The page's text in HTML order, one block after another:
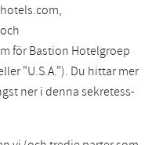
för Bastion Hotelgroep
"U.S.A."). Du hittar mer
ner i denna sekretess-